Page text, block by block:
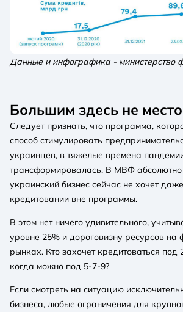
Данные и инфографика - министерство
Большим здесь не место
Следует признать, что программа,
способ стимулировать
украинцев, в тяжелые времена
трансформировалась. В МВФ
украинский бизнес сейчас не хочет
кредитовании вне программы.
В этом нет ничего удивительного,
уровне 25% и дороговизну ресурсов на
рынках. Кто захочет кредитоваться под
когда можно под 5-7-9?
Если смотреть на ситуацию
бизнеса, любые ограничения для